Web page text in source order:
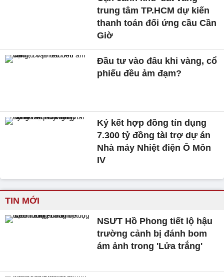
trung tâm TP.HCM dự kiến
thanh toán đối ứng cầu Cần
Giờ
Đầu tư vào đâu khi vàng, cổ
phiếu đều ảm đạm?
Ký kết hợp đồng tín dụng
7.300 tỷ đồng tài trợ dự án
Nhà máy Nhiệt điện Ô Môn
IV
TIN MỚI
NSƯT Hồ Phong tiết lộ hậu
trường cảnh bị đánh bom
ám ảnh trong 'Lửa trắng'